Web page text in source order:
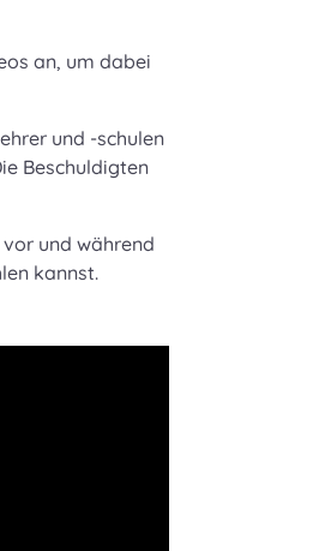
an, um dabei
und -schulen
Beschuldigten
und während
kannst.